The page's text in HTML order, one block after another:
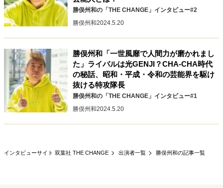
リーダーの流儀 変革の原動力
次世代へのバトン
トップが描く未来
マインドセット
重圧との向き合い方 一流のルーティン
忘れられない言葉
10代・20代の土台
勝俣州和の「THE CHANGE」インタビュー#2
勝俣州和2024.5.20
勝俣州和「一世風靡で人間力が磨かれまし
た」ライバルは光GENJI？CHA-CHA時代
の秘話、昭和・平成・令和の芸能界を駆け
抜ける特攻隊長
勝俣州和の「THE CHANGE」インタビュー#1
勝俣州和2024.5.20
インタビューサイト 双葉社 THE CHANGE 出演者一覧 勝俣州和の記事一覧